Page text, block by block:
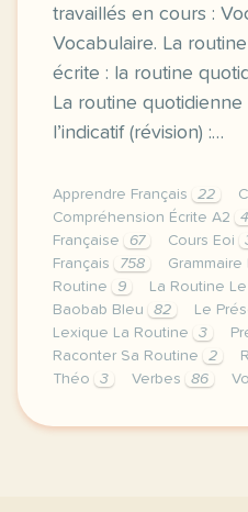
travaillés en cours :
Vocabulaire. La
écrite : la routine
La routine
l’indicatif (révision) :…
Apprendre Français 22
Compréhension Écrite A2
4
Française
67 Cours Eoi
Français
758 Grammaire
Routine
9 La Routine
Baobab Bleu
82 Le
Lexique La Routine
3
Raconter Sa Routine
2
Théo
3 Verbes 86
image pixabay